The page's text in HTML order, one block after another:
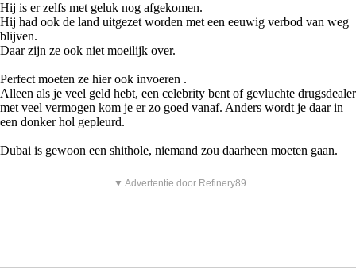
Hij is er zelfs met geluk nog afgekomen.
Hij had ook de land uitgezet worden met een eeuwig verbod van weg
blijven.
Daar zijn ze ook niet moeilijk over.
Perfect moeten ze hier ook invoeren .
Alleen als je veel geld hebt, een celebrity bent of gevluchte drugsdealer
met veel vermogen kom je er zo goed vanaf. Anders wordt je daar in
een donker hol gepleurd.
Dubai is gewoon een shithole, niemand zou daarheen moeten gaan.
▼ Advertentie door Refinery89